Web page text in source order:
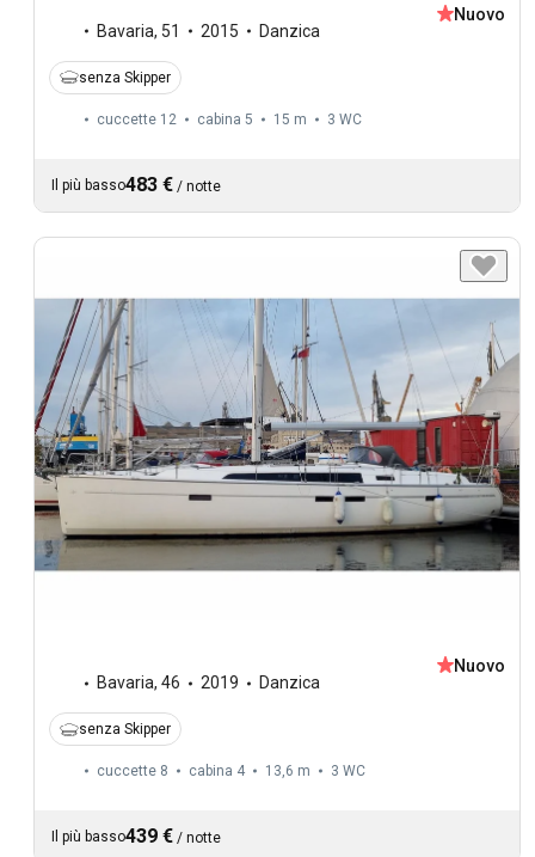
Bavaria, 51 2015 Danzica
Nuovo
senza Skipper
cuccette 12 cabina 5 15 m 3 WC
Il più basso483 € / notte
Bavaria, 46 2019 Danzica
Nuovo
senza Skipper
cuccette 8 cabina 4 13,6 m 3 WC
Il più basso439 € / notte